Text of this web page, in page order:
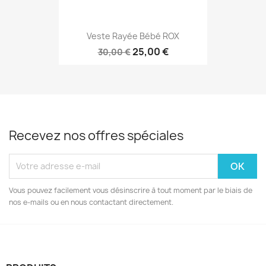
Veste Rayée Bébé ROX
30,00 €25,00 €
Recevez nos offres spéciales
Vous pouvez facilement vous désinscrire à tout moment par le biais de
nos e-mails ou en nous contactant directement.